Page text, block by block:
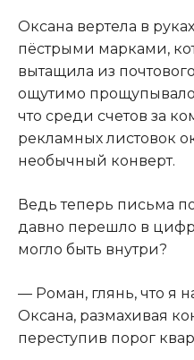
Оксана вертела в
пёстрыми марками,
вытащила из
ощутимо
что среди счетов за
рекламных листовок
необычный конверт.
Ведь теперь письма
давно перешло в
могло быть внутри?
— Роман, глянь, что я
Оксана, размахивая
переступив порог